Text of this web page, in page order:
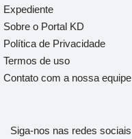
Expediente
Sobre o Portal KD
Política de Privacidade
Termos de uso
Contato com a nossa equipe
Siga-nos nas redes sociais